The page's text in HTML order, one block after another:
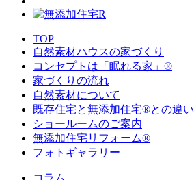
TOP
自然素材ハウスの家づくり
コンセプトは「眠れる家」®
家づくりの流れ
自然素材について
既存住宅と無添加住宅®との違い
ショールームのご案内
無添加住宅リフォーム®
フォトギャラリー